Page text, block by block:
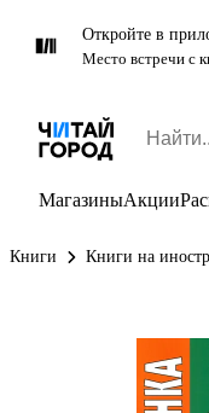
Откройте в
Место встречи с
МагазиныАкции
Книги Книги на